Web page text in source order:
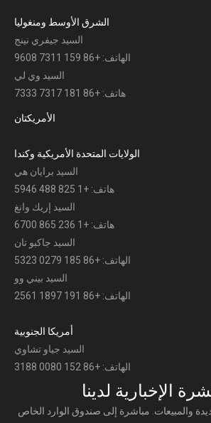
الشرق الأوسط ومنغوليا
السيد جيفري نينج
الهاتف: +86 159 7311 9608
السيد وي لي
هاتف: +86 181 7317 7333
الأمريكتان
الولايات المتحدة الأمريكية وكندا
السيد برايان هي
هاتف: +1 825 488 5946
السيد إريك وانغ
هاتف: +1 236 865 6700
السيد جاكبو تان
الهاتف: +86 185 0279 5323
السيد بيني وو
الهاتف: +86 191 1897 2561
أمريكا الجنوبية
السيد جياو تشاوي
الهاتف: +86 152 0080 3188
الإخبارية لدينا
والمبيعات. مباشرة إلى صندوق الوارد الخاص